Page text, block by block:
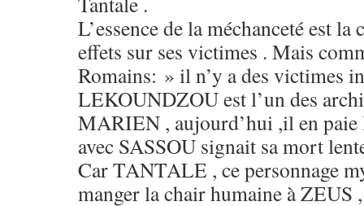
L’essence de la méchanceté est
effets sur ses victimes . Mais
Romains: » il n’y a des victimes
LEKOUNDZOU est l’un des
MARIEN , aujourd’hui ,il en paie
avec SASSOU signait sa mort
Car TANTALE , ce personnage
manger la chair humaine à ZEUS